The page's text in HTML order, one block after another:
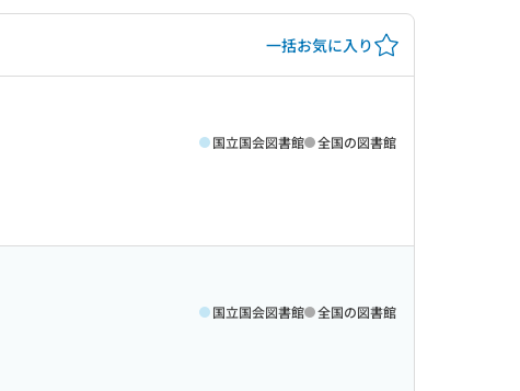
一括お気に入り
国立国会図書館 全国の図書館
国立国会図書館 全国の図書館